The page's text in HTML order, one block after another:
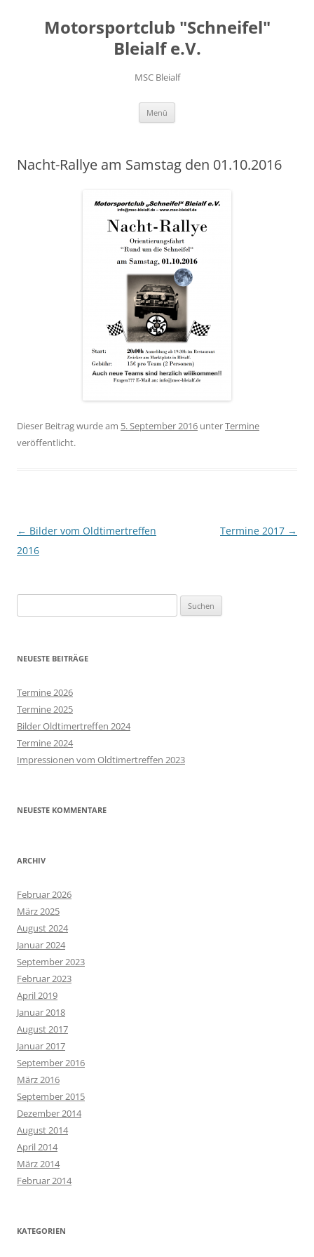
Motorsportclub "Schneifel"
Bleialf e.V.
MSC Bleialf
Menü
Nacht-Rallye am Samstag den 01.10.2016
Dieser Beitrag wurde am 5. September 2016 unterTermine
veröffentlicht.
Beitrags-
Navigation
← Bilder vom Oldtimertreffen
2016
Termine 2017 →
nach:
NEUESTE BEITRÄGE
Termine 2026
Termine 2025
Bilder Oldtimertreffen 2024
Termine 2024
Impressionen vom Oldtimertreffen 2023
NEUESTE KOMMENTARE
ARCHIV
Februar 2026
März 2025
August 2024
Januar 2024
September 2023
Februar 2023
April 2019
Januar 2018
August 2017
Januar 2017
September 2016
März 2016
September 2015
Dezember 2014
August 2014
April 2014
März 2014
Februar 2014
KATEGORIEN